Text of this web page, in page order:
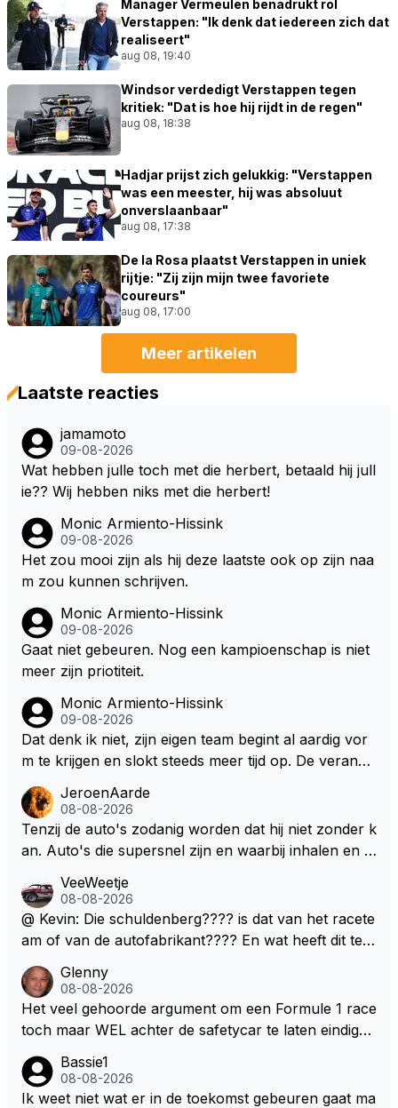
Manager Vermeulen benadrukt rol
Verstappen: "Ik denk dat iedereen zich dat
realiseert"
aug 08, 19:40
Windsor verdedigt Verstappen tegen
kritiek: "Dat is hoe hij rijdt in de regen"
aug 08, 18:38
Hadjar prijst zich gelukkig: "Verstappen
was een meester, hij was absoluut
onverslaanbaar"
aug 08, 17:38
De la Rosa plaatst Verstappen in uniek
rijtje: "Zij zijn mijn twee favoriete
coureurs"
aug 08, 17:00
Meer artikelen
Laatste reacties
jamamoto
09-08-2026
Wat hebben julle toch met die herbert, betaald hij jull
ie?? Wij hebben niks met die herbert!
Monic Armiento-Hissink
09-08-2026
Het zou mooi zijn als hij deze laatste ook op zijn naa
m zou kunnen schrijven.
Monic Armiento-Hissink
09-08-2026
Gaat niet gebeuren. Nog een kampioenschap is niet
meer zijn priotiteit.
Monic Armiento-Hissink
09-08-2026
Dat denk ik niet, zijn eigen team begint al aardig vor
m te krijgen en slokt steeds meer tijd op. De verande
en zullen ben ik bang niet het gewenste effect hebb
en. Mocht het wel zo zijn dan zal het 3 jaar zijn, hoo
guit 5 jaar maar echt niet langer. Vergeet niet, hij hee
em meer plezier gebracht dan de F1 op dit moment.
JeroenAarde
08-08-2026
Tenzij de auto's zodanig worden dat hij niet zonder k
an. Auto's die supersnel zijn en waarbij inhalen en v
ronkende motoren en op de grenzen rijden van de
mogelijkheden. Het ouderwetse racen waarbij de ma
nnen en jongens verdeeld worden. Als deze auto's g
uden dan dat hij op dit moment beweerd. Dan kan hij
zijn talenten en uitzonderlijke klasse laten zien en he
eft daar enorm veel lol aan.
VeeWeetje
08-08-2026
@ Kevin: Die schuldenberg???? is dat van het racete
am of van de autofabrikant???? En wat heeft dit te
ert nu de spindoctor van newey geworden?? Eerlijk
gezegd snap ik de de kop én het artikel niet echt.
Glenny
08-08-2026
Het veel gehoorde argument om een Formule 1 race
toch maar WEL achter de safetycar te laten eindigen
dat men vreest voor een brandstof tekort. Kennelijk
rijden de teams met tot op de liter afgemeten peut...
Bassie1
08-08-2026
Ik weet niet wat er in de toekomst gebeuren gaat ma